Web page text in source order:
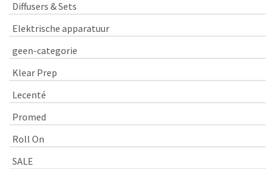
Diffusers & Sets
Elektrische apparatuur
geen-categorie
Klear Prep
Lecenté
Promed
Roll On
SALE